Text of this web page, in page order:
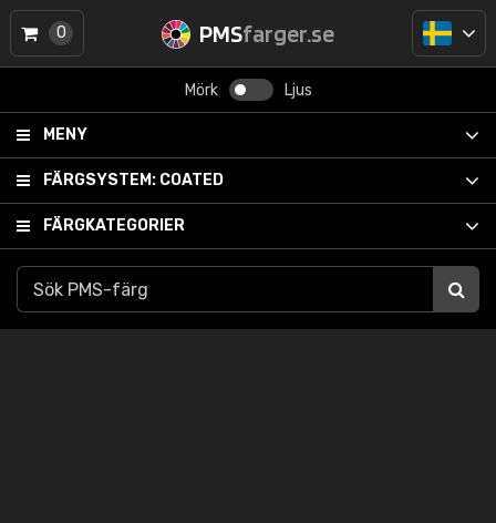
PMSfarger.se
Mörk Ljus
MENY
FÄRGSYSTEM: COATED
FÄRGKATEGORIER
0